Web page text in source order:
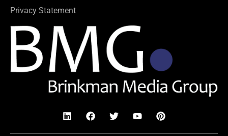
Privacy Statement